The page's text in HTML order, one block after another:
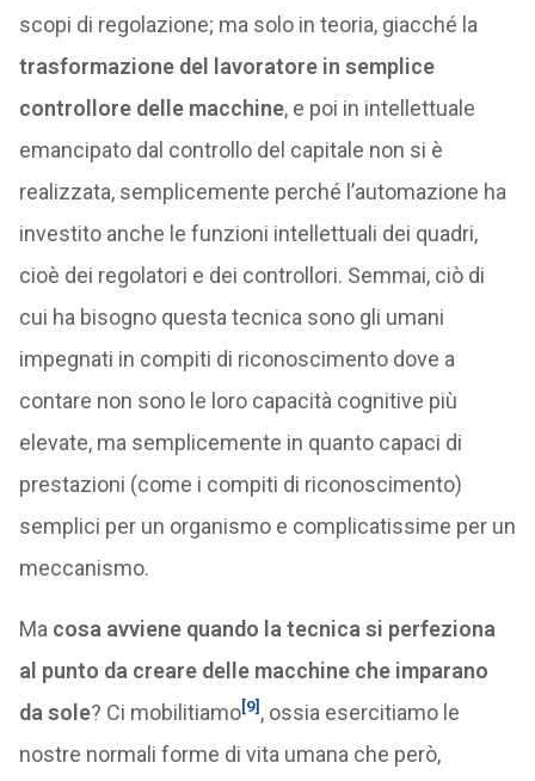
scopi di regolazione; ma solo in teoria, giacché la
trasformazione del lavoratore in semplice
controllore delle macchine, e poi in intellettuale
emancipato dal controllo del capitale non si è
realizzata, semplicemente perché l’automazione ha
investito anche le funzioni intellettuali dei quadri,
cioè dei regolatori e dei controllori. Semmai, ciò di
cui ha bisogno questa tecnica sono gli umani
impegnati in compiti di riconoscimento dove a
contare non sono le loro capacità cognitive più
elevate, ma semplicemente in quanto capaci di
prestazioni (come i compiti di riconoscimento)
semplici per un organismo e complicatissime per un
meccanismo.
Ma cosa avviene quando la tecnica si perfeziona
al punto da creare delle macchine che imparano
da sole? Ci mobilitiamo[9] , ossia esercitiamo le
nostre normali forme di vita umana che però,